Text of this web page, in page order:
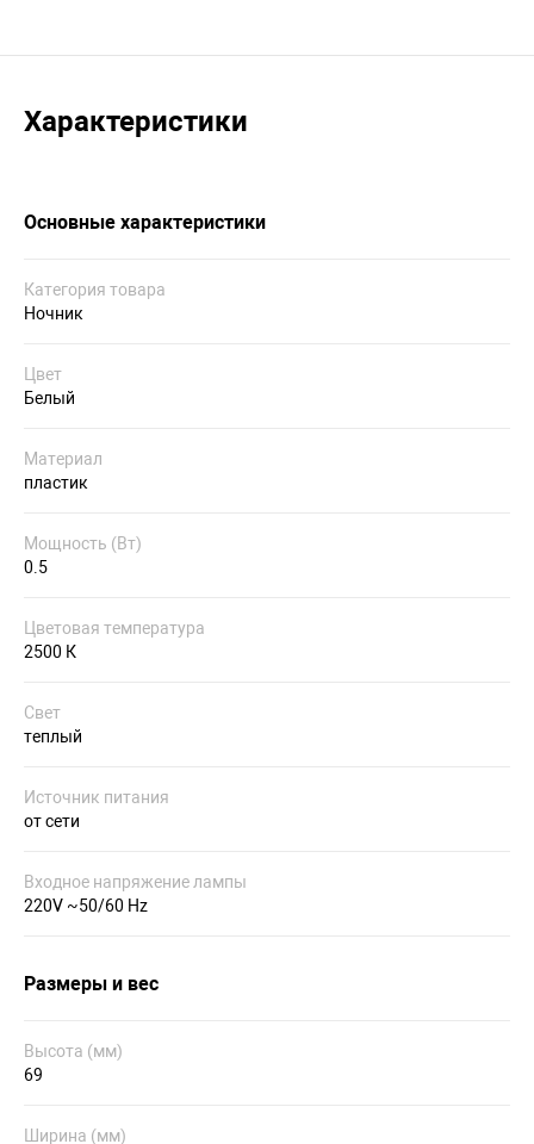
Характеристики
Основные характеристики
Категория товара
Ночник
Цвет
Белый
Материал
пластик
Мощность (Вт)
0.5
Цветовая температура
2500 К
Свет
теплый
Источник питания
от сети
Входное напряжение лампы
220V ~50/60 Hz
Размеры и вес
Высота (мм)
69
Ширина (мм)